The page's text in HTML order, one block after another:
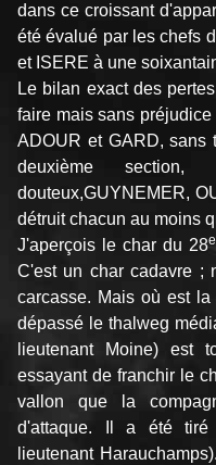
dans ce croissant
été évalué par les chefs
et ISERE à une
Le bilan exact des
faire mais sans
ADOUR et GARD, sans
deuxième
douteux,GUYNEMER,
détruit chacun au moins
J'aperçois le char du 28e
C'est un char cadavre ;
carcasse. Mais où est
dépassé le thalweg
lieutenant Moine) est
essayant de franchir le
vallon que la
d'attaque. Il a été tiré
lieutenant